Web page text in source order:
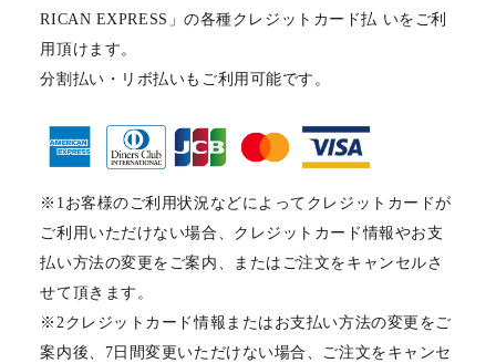
RICAN EXPRESS」の各種クレジットカード払 いをご利
用頂けます。
分割払い・リボ払いもご利用可能です。
※1お客様のご利用状況などによってクレジットカードが
ご利用いただけない場合、クレジットカード情報やお支
払い方法の変更をご案内、またはご注文をキャンセルさ
せて頂きます。
※2クレジットカード情報またはお支払い方法の変更をご
案内後、7日間変更いただけない場合、ご注文をキャンセ